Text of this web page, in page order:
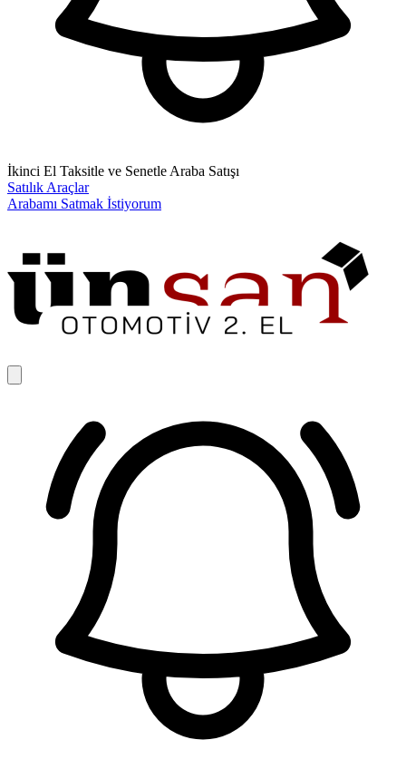
İkinci El Taksitle ve Senetle Araba Satışı
Satılık Araçlar
Arabamı Satmak İstiyorum